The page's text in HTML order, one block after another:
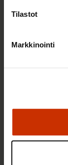
Tilastot
Markkinointi